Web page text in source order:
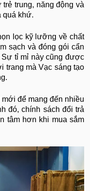
trung, năng động và
quá khứ.
lọc kỹ lưỡng về chất
sạch và đóng gói cẩn
tỉ mỉ này cũng được
trang mà Vạc sáng tạo
để mang đến nhiều
đó, chính sách đổi trả
tâm hơn khi mua sắm